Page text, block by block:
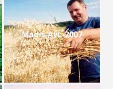
Madis-Avi.-2007